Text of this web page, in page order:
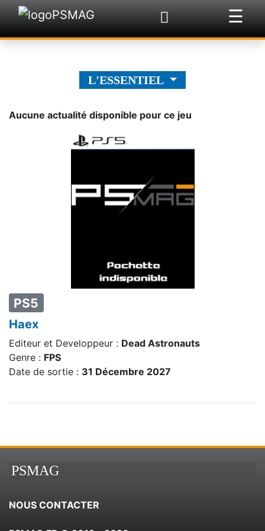
☰
×
L'ESSENTIEL
PS5
Haex
Editeur et Developpeur : Dead Astronauts
Genre : FPS
Date de sortie : 31 Décembre 2027
Aucune actualité disponible pour ce jeu
PSMAG
NOUS CONTACTER